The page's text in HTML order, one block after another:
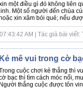
một điều gì đó không liên
Một số người đến chùa
xin xăm bói quẻ; nếu
AM | Tác giả bài viết:
Kẻ mê vui trong cờ
cuộc chơi kẻ thắng thì
bạc thì tìm cách móc nối,
Người thắng cuộc được tôn